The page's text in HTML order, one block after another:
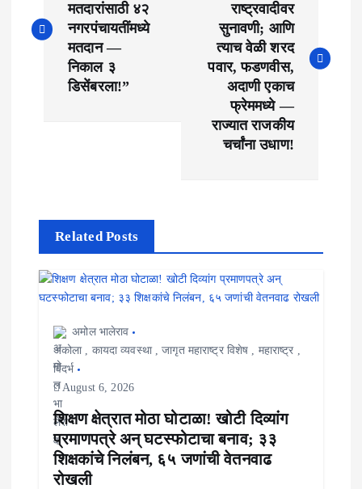
s
मतदारांसाठी ४२
नगरपंचायतींमध्ये
मतदान —
निकाल ३
डिसेंबरला!”
राष्ट्रवादीवर
सुनावणी; आणि
त्याच वेळी शरद
पवार, फडणवीस,
अदाणी एकाच
फ्रेममध्ये —
राज्यात राजकीय
चर्चांना उधाण!
Related Posts
अमोल भालेराव
अकोला, कायदा व्यवस्था,जागृत महाराष्ट्र विशेष , महाराष्ट्र ,
विदर्भ
August 6, 2026
शिक्षण क्षेत्रात मोठा घोटाळा! खोटी दिव्यांग
प्रमाणपत्रे अन् घटस्फोटाचा बनाव; ३३
शिक्षकांचे निलंबन, ६५ जणांची वेतनवाढ
रोखली